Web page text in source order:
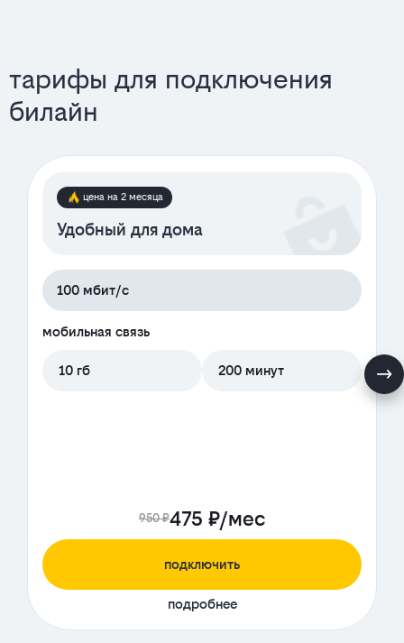
тарифы для подключения
билайн
цена на 2 месяца
Удобный для дома
100 мбит/с
мобильная связь
10 гб 200 минут
950 ₽475 ₽/мес
подключить
подробнее